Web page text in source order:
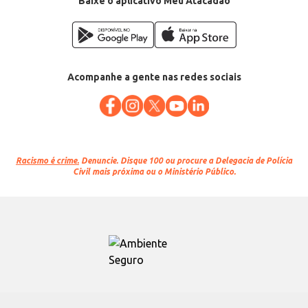
Acompanhe a gente nas redes sociais
Racismo é crime. Denuncie. Disque 100 ou procure a Delegacia de Polícia
Civil mais próxima ou o Ministério Público.